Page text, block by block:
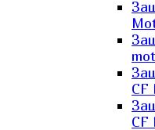
CF
CF